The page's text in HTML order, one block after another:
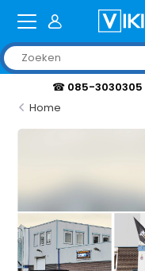
☎ 085-3030305
Home